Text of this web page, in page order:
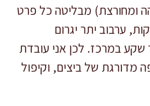
ומחורצת) מבליטה כל פרט
ערבוב יתר יגרום
שקע במרכז. לכן אני עובדת
מדורגת של ביצים, וקיפול